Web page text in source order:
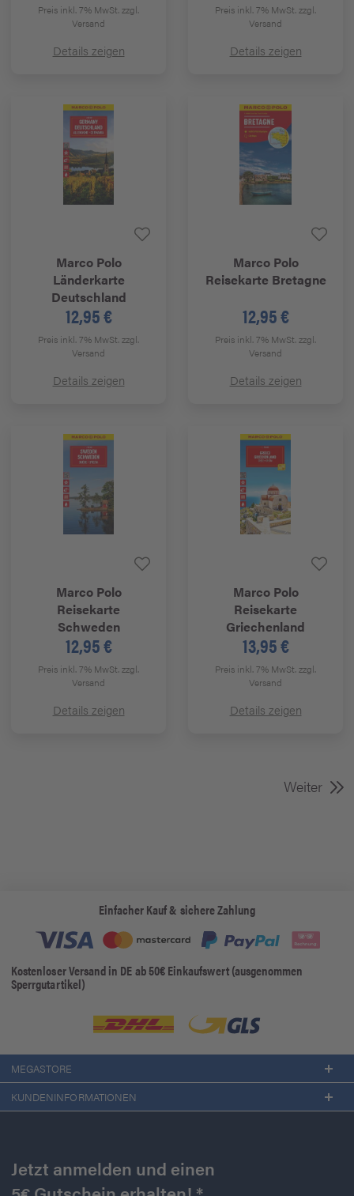
Preis inkl. 7% MwSt.zzgl.
Versand
Details zeigen
Preis inkl. 7% MwSt.zzgl.
Versand
Details zeigen
Marco Polo
Länderkarte
Deutschland
12,95 €
Preis inkl. 7% MwSt.zzgl.
Versand
Details zeigen
Marco Polo
Reisekarte Bretagne
12,95 €
Preis inkl. 7% MwSt.zzgl.
Versand
Details zeigen
Marco Polo
Reisekarte
Schweden
12,95 €
Preis inkl. 7% MwSt.zzgl.
Versand
Details zeigen
Marco Polo
Reisekarte
Griechenland
13,95 €
Preis inkl. 7% MwSt.zzgl.
Versand
Details zeigen
Weiter
Einfacher Kauf & sichere Zahlung
Kostenloser Versand in DE ab 50€ Einkaufswert (ausgenommen
Sperrgutartikel)
MEGASTORE
KUNDENINFORMATIONEN
Jetzt anmelden und einen